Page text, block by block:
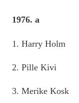
1976. a
1. Harry Holm
2. Pille Kivi
3. Merike Kosk